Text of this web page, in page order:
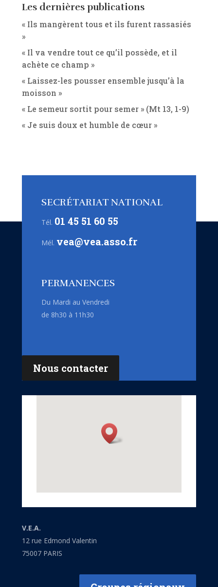
Les dernières publications
« Ils mangèrent tous et ils furent rassasiés
»
« Il va vendre tout ce qu’il possède, et il
achète ce champ »
« Laissez-les pousser ensemble jusqu’à la
moisson »
« Le semeur sortit pour semer » (Mt 13, 1-9)
« Je suis doux et humble de cœur »
SECRÉTARIAT NATIONAL
Tél. 01 45 51 60 55
Mél. vea@vea.asso.fr
PERMANENCES
Du Mardi au Vendredi
de 8h30 à 11h30
Nous contacter
V.E.A.
12 rue Edmond Valentin
75007 PARIS